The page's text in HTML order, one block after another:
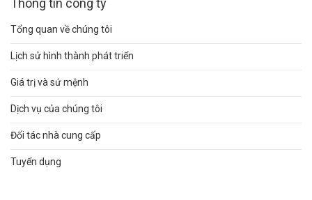
Thông tin công ty
Tổng quan về chúng tôi
Lịch sử hình thành phát triển
Giá trị và sứ mệnh
Dịch vụ của chúng tôi
Đối tác nhà cung cấp
Tuyển dụng